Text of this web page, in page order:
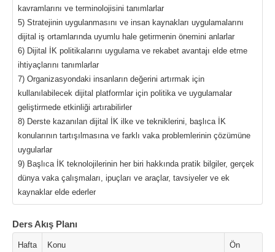
kavramlarını ve terminolojisini tanımlarlar
5) Stratejinin uygulanmasını ve insan kaynakları uygulamalarını
dijital iş ortamlarında uyumlu hale getirmenin önemini anlarlar
6) Dijital İK politikalarını uygulama ve rekabet avantajı elde etme
ihtiyaçlarını tanımlarlar
7) Organizasyondaki insanların değerini artırmak için
kullanılabilecek dijital platformlar için politika ve uygulamalar
geliştirmede etkinliği artırabilirler
8) Derste kazanılan dijital İK ilke ve tekniklerini, başlıca İK
konularının tartışılmasına ve farklı vaka problemlerinin çözümüne
uygularlar
9) Başlıca İK teknolojilerinin her biri hakkında pratik bilgiler, gerçek
dünya vaka çalışmaları, ipuçları ve araçlar, tavsiyeler ve ek
kaynaklar elde ederler
Ders Akış Planı
Hafta Konu
Ön